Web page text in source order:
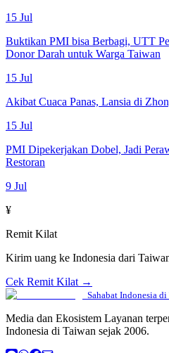
15 Jul
Buktikan PMI bisa Berbagi, UTT
Donor Darah untuk Warga Taiwan
15 Jul
Akibat Cuaca Panas, Lansia di
15 Jul
PMI Dipekerjakan Dobel, Jadi
Restoran
9 Jul
¥
Remit Kilat
Kirim uang ke Indonesia dari
Cek Remit Kilat →
Sahabat Indonesia di
Media dan Ekosistem Layanan
Indonesia di Taiwan sejak 2006.